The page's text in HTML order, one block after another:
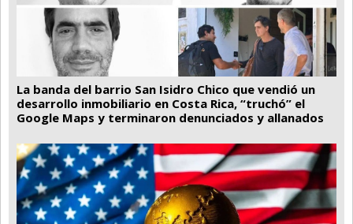
La banda del barrio San Isidro Chico que vendió un
desarrollo inmobiliario en Costa Rica, “truchó” el
Google Maps y terminaron denunciados y allanados